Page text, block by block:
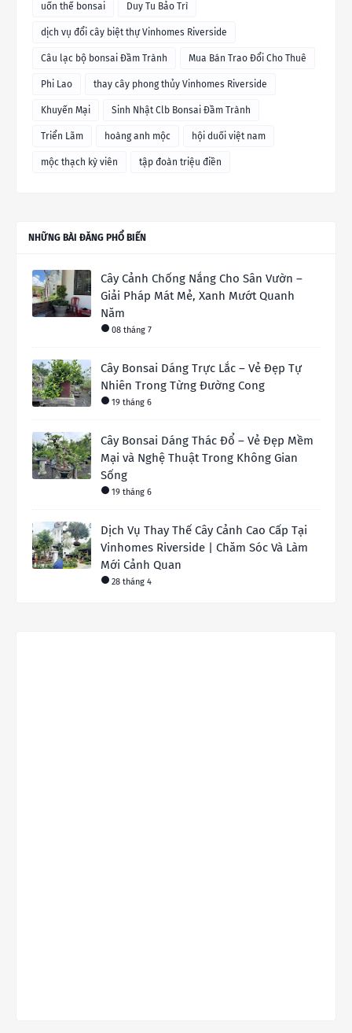
uốn thế bonsai Duy Tu Bảo Trì
dịch vụ đổi cây biệt thự Vinhomes Riverside
Câu lạc bộ bonsai Đầm Trành Mua Bán Trao Đổi Cho Thuê
Phi Lao thay cây phong thủy Vinhomes Riverside
Khuyến Mại Sinh Nhật Clb Bonsai Đầm Trành
Triển Lãm hoàng anh mộc hội duối việt nam
mộc thạch kỳ viên tập đoàn triệu điền
NHỮNG BÀI ĐĂNG PHỔ BIẾN
Cây Cảnh Chống Nắng Cho Sân Vườn –
Giải Pháp Mát Mẻ, Xanh Mướt Quanh
Năm
08 tháng 7
Cây Bonsai Dáng Trực Lắc – Vẻ Đẹp Tự
Nhiên Trong Từng Đường Cong
19 tháng 6
Cây Bonsai Dáng Thác Đổ – Vẻ Đẹp Mềm
Mại và Nghệ Thuật Trong Không Gian
Sống
19 tháng 6
Dịch Vụ Thay Thế Cây Cảnh Cao Cấp Tại
Vinhomes Riverside | Chăm Sóc Và Làm
Mới Cảnh Quan
28 tháng 4